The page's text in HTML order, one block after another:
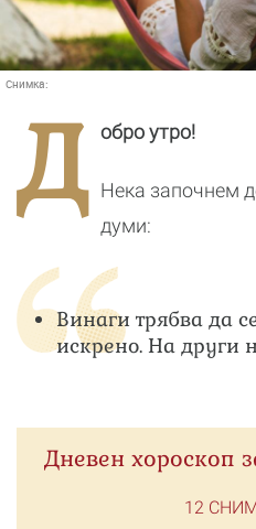
Снимка:
Д обро утро!
Нека започнем
думи:
Винаги трябва да
искрено. На други
Дневен хороскоп
12